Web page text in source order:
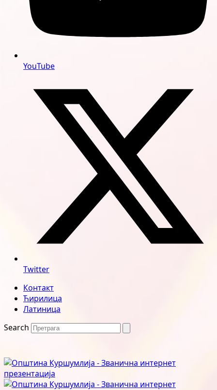
YouTube
Twitter
Контакт
Ћирилица
Латиница
Search